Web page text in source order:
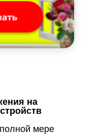
на
мере